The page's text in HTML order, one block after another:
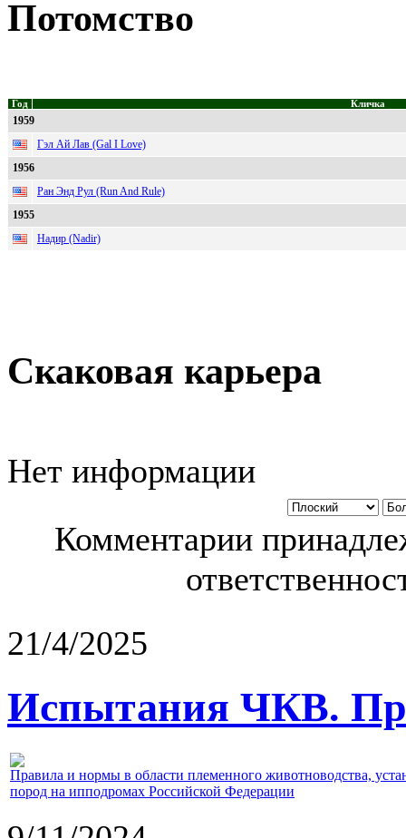
Потомство
Год Кличка
1959
Гэл Ай Лав (Gal I Love)
1956
Ран Энд Рул (Run And Rule)
1955
Надир (Nadir)
Скаковая карьера
Нет информации
Комментарии
21/4/2025
Испытания ЧКВ.
Правила и нормы в области племенного животноводства,
пород на ипподромах Российской Федерации